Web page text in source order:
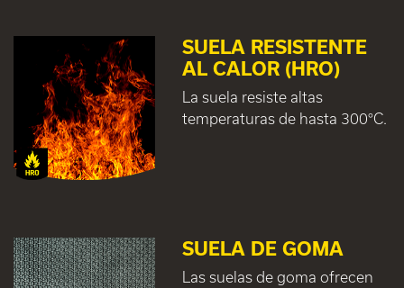
SUELA RESISTENTE
AL CALOR (HRO)
La suela resiste altas
temperaturas de hasta 300°C.
SUELA DE GOMA
Las suelas de goma ofrecen